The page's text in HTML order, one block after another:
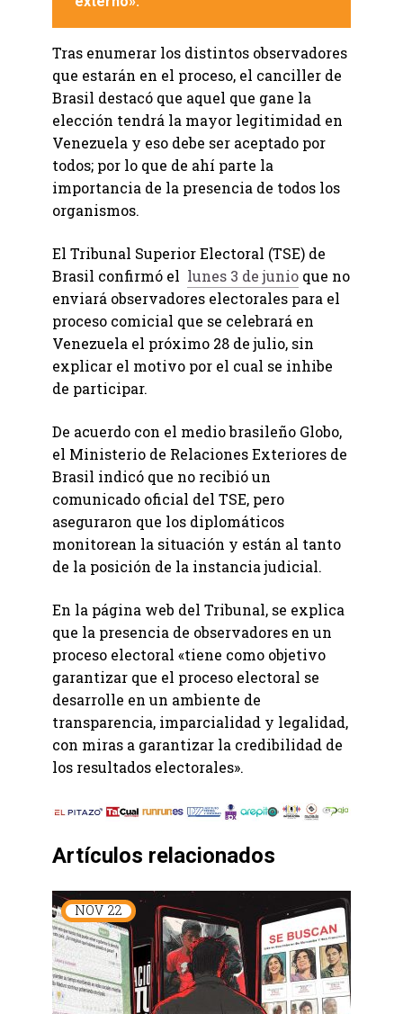
Tras enumerar los distintos observadores
que estarán en el proceso, el canciller de
Brasil destacó que aquel que gane la
elección tendrá la mayor legitimidad en
Venezuela y eso debe ser aceptado por
todos; por lo que de ahí parte la
importancia de la presencia de todos los
organismos.
El Tribunal Superior Electoral (TSE) de
Brasil confirmó el lunes 3 de junio que no
enviará observadores electorales para el
proceso comicial que se celebrará en
Venezuela el próximo 28 de julio, sin
explicar el motivo por el cual se inhibe
de participar.
De acuerdo con el medio brasileño Globo,
el Ministerio de Relaciones Exteriores de
Brasil indicó que no recibió un
comunicado oficial del TSE, pero
aseguraron que los diplomáticos
monitorean la situación y están al tanto
de la posición de la instancia judicial.
En la página web del Tribunal, se explica
que la presencia de observadores en un
proceso electoral «tiene como objetivo
garantizar que el proceso electoral se
desarrolle en un ambiente de
transparencia, imparcialidad y legalidad,
con miras a garantizar la credibilidad de
los resultados electorales».
Artículos relacionados
NOV 22